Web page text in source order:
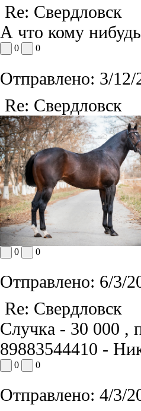
Re: Свердловск
А что кому
0 0
Отправлено: 3/
Re: Свердловск
0 0
Отправлено: 6/3/
Re: Свердловск
Случка - 30 000 ,
89883544410 -
0 0
Отправлено: 4/3/